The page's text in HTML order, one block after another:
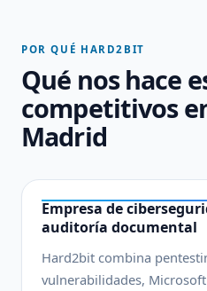
POR QUÉ HARD2BIT
Qué nos hace
competitivos
Madrid
Empresa de
auditoría documental
Hard2bit combina
vulnerabilidades,